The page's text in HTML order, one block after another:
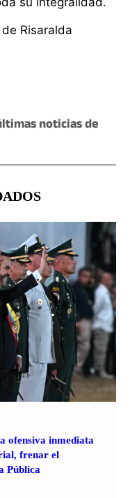
Risaralda
noticias de
ofensiva inmediata
frenar el
Pública